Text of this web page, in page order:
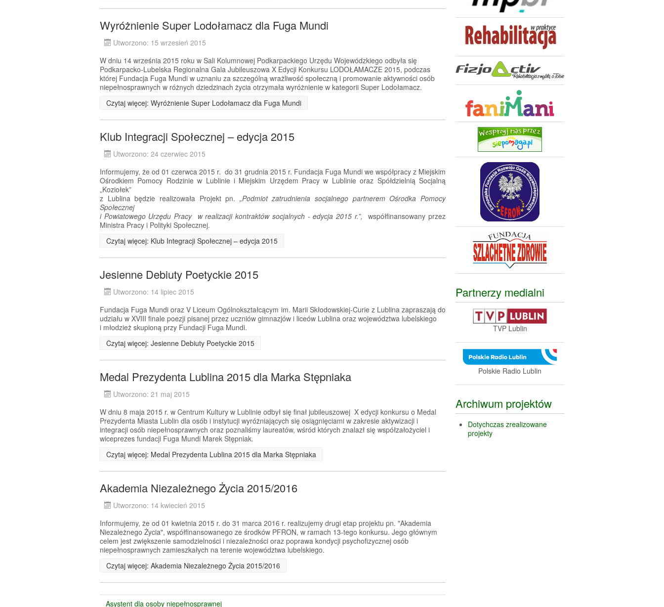
Wyróżnienie Super Lodołamacz dla Fuga Mundi
Utworzono: 15 wrzesień 2015
W dniu 14 września 2015 roku w Sali Kolumnowej Podkarpackiego Urzędu Wojewódzkiego odbyła się
Podkarpacko-Lubelska Regionalna Gala Jubileuszowa X Edycji Konkursu LODOŁAMACZE 2015, podczas
której Fundacja Fuga Mundi w uznaniu za szczególną wrażliwość społeczną i promowanie aktywności osób
niepełnosprawnych w różnych dziedzinach życia otrzymała wyróżnienie w kategorii Super Lodołamacz.
Czytaj więcej: Wyróżnienie Super Lodołamacz dla Fuga Mundi
Klub Integracji Społecznej – edycja 2015
Utworzono: 24 czerwiec 2015
Informujemy, że od 01 czerwca 2015 r. do 31 grudnia 2015 r. Fundacja Fuga Mundi we współpracy z Miejskim
Ośrodkiem Pomocy Rodzinie w Lublinie i Miejskim Urzędem Pracy w Lublinie oraz Spółdzielnią Socjalną
„Koziołek”
z Lublina będzie realizowała Projekt pn. „Podmiot zatrudnienia socjalnego partnerem Ośrodka Pomocy
Społecznej
i Powiatowego Urzędu Pracy w realizacji kontraktów socjalnych - edycja 2015 r.”,współfinansowany przez
Ministra Pracy i Polityki Społecznej.
Czytaj więcej: Klub Integracji Społecznej – edycja 2015
Jesienne Debiuty Poetyckie 2015
Utworzono: 14 lipiec 2015
Fundacja Fuga Mundi oraz V Liceum Ogólnokształcącym im. Marii Skłodowskiej-Curie z Lublina zapraszają do
udziału w XVIII finale poezji pisanej przez uczniów gimnazjów i liceów Lublina oraz województwa lubelskiego
i młodzież skupioną przy Fundacji Fuga Mundi.
Czytaj więcej: Jesienne Debiuty Poetyckie 2015
Medal Prezydenta Lublina 2015 dla Marka Stępniaka
Utworzono: 21 maj 2015
W dniu 8 maja 2015 r. w Centrum Kultury w Lublinie odbył się finał jubileuszowej X edycji konkursu o Medal
Prezydenta Miasta Lublin dla osób i instytucji wyróżniających się osiągnięciami w zakresie aktywizacji i
integracji osób niepełnosprawnych oraz poznaliśmy laureatów, wśród których znalazł się współzałożyciel i
wiceprezes fundacji Fuga Mundi Marek Stępniak.
Czytaj więcej: Medal Prezydenta Lublina 2015 dla Marka Stępniaka
Akademia Niezależnego Życia 2015/2016
Utworzono: 14 kwiecień 2015
Informujemy, że od 01 kwietnia 2015 r. do 31 marca 2016 r. realizujemy drugi etap projektu pn. "Akademia
Niezależnego Życia", współfinansowanego ze środków PFRON, w ramach 13-tego konkursu. Jego głównym
celem jest zwiększenie samodzielności i niezależności oraz poprawa kondycji psychofizycznej osób
niepełnosprawnych zamieszkałych na terenie województwa lubelskiego.
Czytaj więcej: Akademia Niezależnego Życia 2015/2016
Asystent dla osoby niepełnosprawnej
Partnerzy medialni
TVP Lublin
Polskie Radio Lublin
Archiwum projektów
Dotychczas zrealizowane
projekty